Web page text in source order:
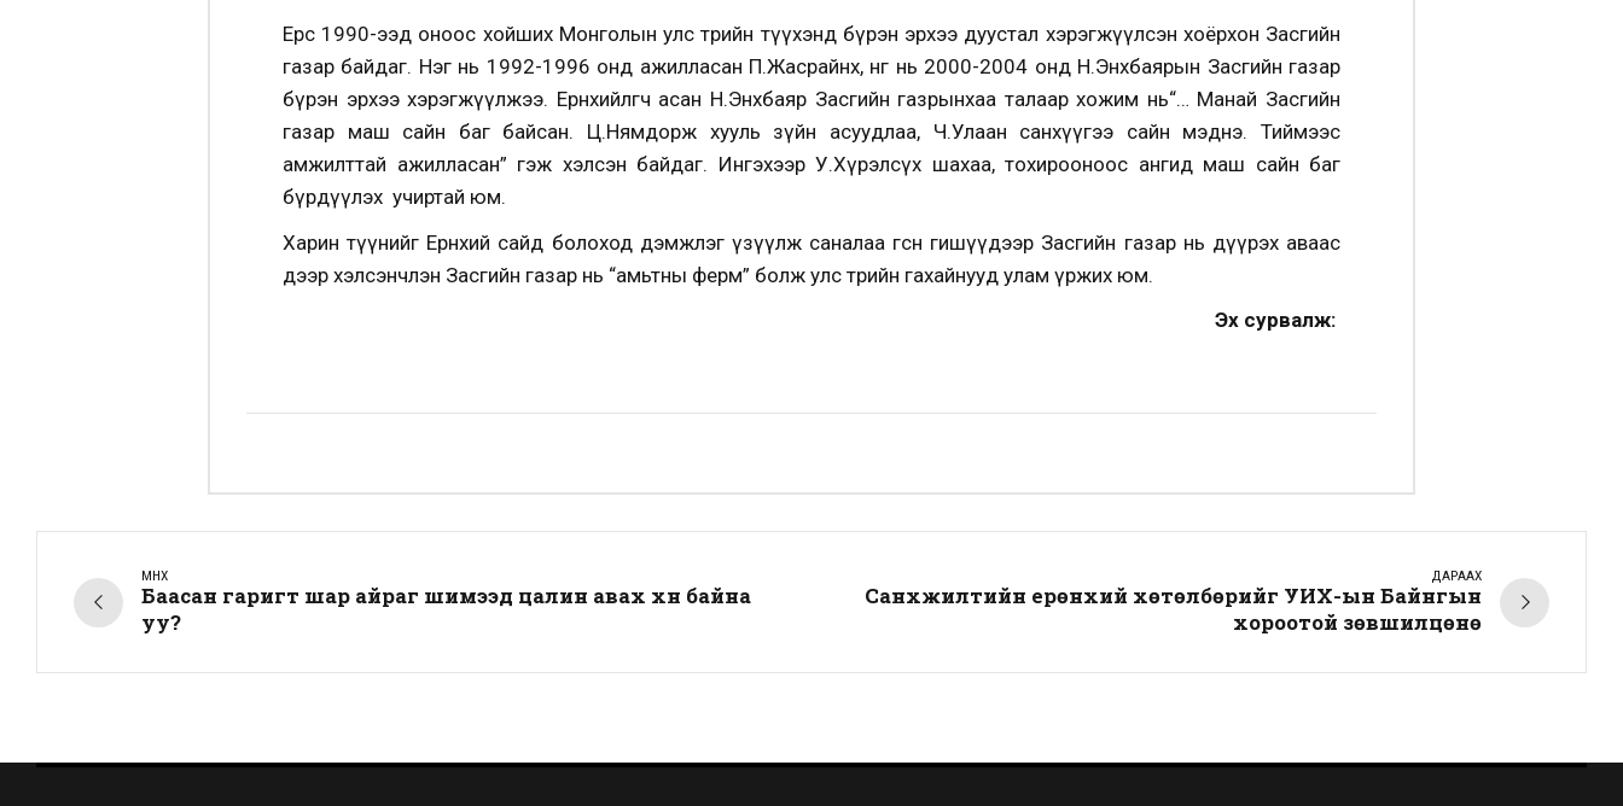
Ерөөс 1990-ээд оноос хойших Монголын улс төрийн түүхэнд бүрэн эрхээ дуустал хэрэгжүүлсэн хоёрхон Засгийн
газар байдаг. Нэг нь 1992-1996 онд ажилласан П.Жасрайнх, нөгөө нь 2000-2004 онд Н.Энхбаярын Засгийн газар
бүрэн эрхээ хэрэгжүүлжээ. Ерөнхийлөгч асан Н.Энхбаяр Засгийн газрынхаа талаар хожим нь“… Манай Засгийн
газар маш сайн баг байсан. Ц.Нямдорж хууль зүйн асуудлаа, Ч.Улаан санхүүгээ сайн мэднэ. Тиймээс
амжилттай ажилласан” гэж хэлсэн байдаг. Ингэхээр У.Хүрэлсүх шахаа, тохирооноос ангид маш сайн баг
бүрдүүлэх учиртай юм.
Харин түүнийг Ерөнхий сайд болоход дэмжлэг үзүүлж саналаа өгсөн гишүүдээр Засгийн газар нь дүүрэх аваас
дээр хэлсэнчлэн Засгийн газар нь “амьтны ферм” болж улс төрийн гахайнууд улам үржих юм.
Эх сурвалж:
ӨМНӨХ
Баасан гаригт шар айраг шимээд цалин авах хүн байна
уу?
ДАРААХ
Санхүүжилтийн ерөнхий хөтөлбөрийг УИХ-ын Байнгын
хороотой зөвшилцөнө